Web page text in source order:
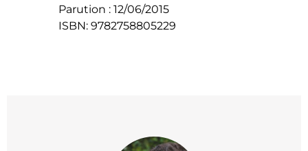
Parution : 12/06/2015
ISBN: 9782758805229